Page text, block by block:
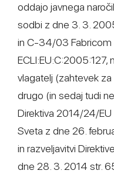
oddajo javnega
sodbi z dne 3. 3.
in C-34/03 Fabricom
ECLI:EU:C:2005:127,
vlagatelj (zahtevek
drugo (in sedaj tudi
Direktiva 2014/24/EU
Sveta z dne 26.
in razveljavitvi
dne 28. 3. 2014 str.